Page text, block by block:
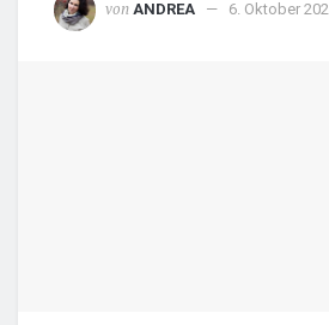
von ANDREA 6. Oktober